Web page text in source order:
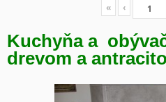
« ‹
Kuchyňa a
drevom a